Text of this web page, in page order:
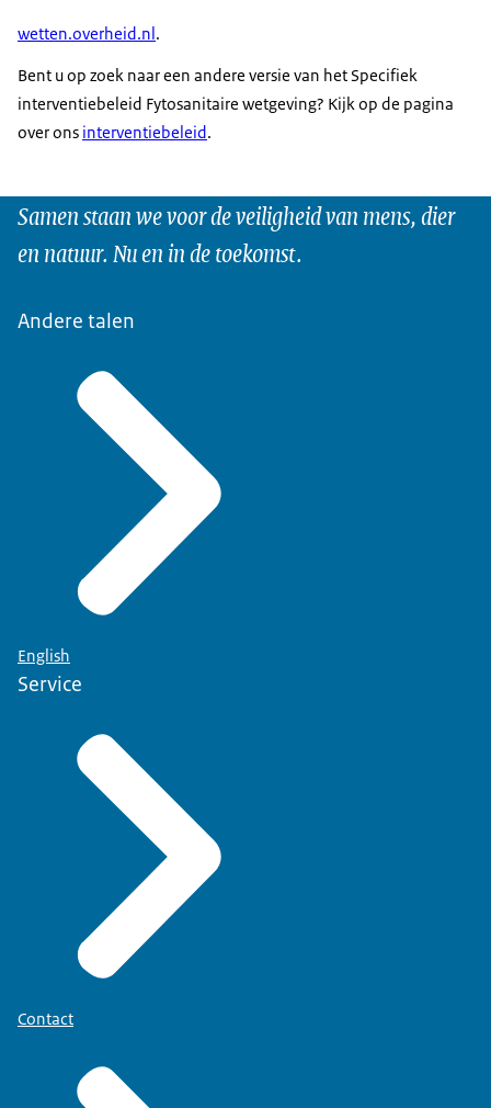
wetten.overheid.nl .
Bent u op zoek naar een andere versie van het Specifiek
interventiebeleid Fytosanitaire wetgeving? Kijk op de pagina
over ons interventiebeleid.
Samen staan we voor de veiligheid van mens, dier
en natuur. Nu en in de toekomst.
Andere talen
English
Service
Contact